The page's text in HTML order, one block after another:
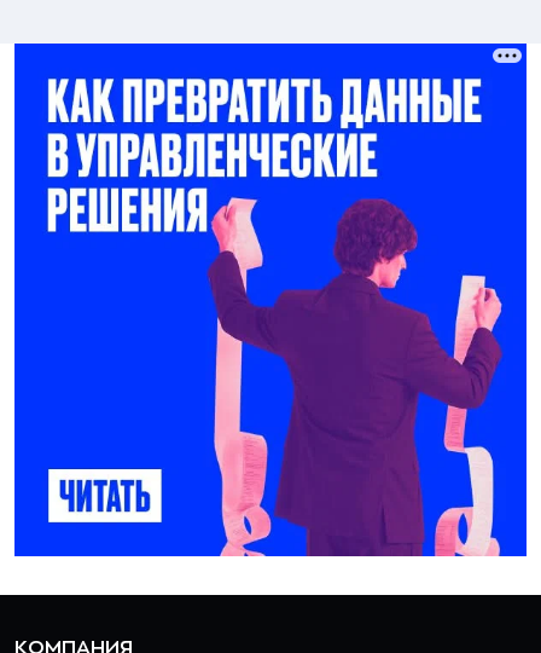
КОМПАНИЯ